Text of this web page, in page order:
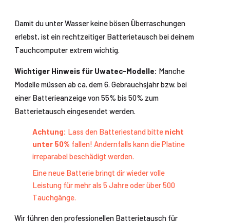
Damit du unter Wasser keine bösen Überraschungen
erlebst, ist ein rechtzeitiger Batterietausch bei deinem
Tauchcomputer extrem wichtig.
Wichtiger Hinweis für Uwatec-Modelle: Manche
Modelle müssen ab ca. dem 6. Gebrauchsjahr bzw. bei
einer Batterieanzeige von 55% bis 50% zum
Batterietausch eingesendet werden.
Achtung: Lass den Batteriestand bitte nicht
unter 50% fallen! Andernfalls kann die Platine
irreparabel beschädigt werden.
Eine neue Batterie bringt dir wieder volle
Leistung für mehr als 5 Jahre oder über 500
Tauchgänge.
Wir führen den professionellen Batterietausch für